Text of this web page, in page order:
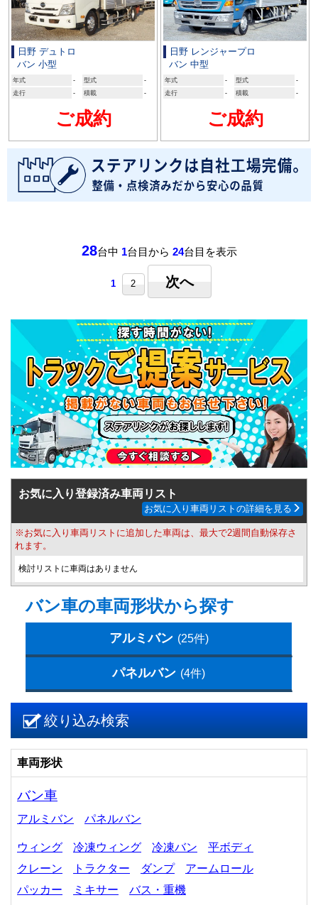
日野 デュトロ
バン 小型
年式 - 型式
-
走行
- 積載 -
ご成約
日野 レンジャープロ
バン 中型
年式 - 型式
-
走行
- 積載 -
ご成約
28台中 1台目から 24台目を表示
1 2 次へ
お気に入り登録済み車両リスト
お気に入り車両リストの詳細を見る
※お気に入り車両リストに追加した車両は、最大で2週間自動保存さ
れます。
検討リストに車両はありません
バン車の車両形状から探す
アルミバン (25件)
パネルバン (4件)
絞り込み検索
車両形状
バン車
アルミバン パネルバン
ウィング 冷凍ウィング 冷凍バン
平ボディ
クレーン
トラクター ダンプ
アームロール
パッカー
ミキサー バス・重機